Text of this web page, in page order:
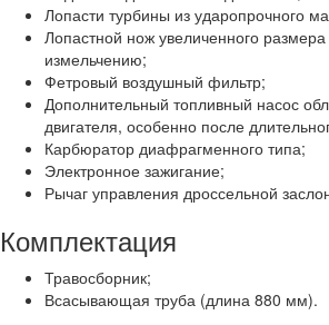
Лопасти турбины из ударопрочного
Лопастной нож увеличенного
измельчению;
Фетровый воздушный фильтр;
Дополнительный топливный насос
двигателя, особенно после
Карбюратор диафрагменного типа;
Электронное зажигание;
Рычаг управления дроссельной
Комплектация
Травосборник;
Всасывающая труба (длина 880 мм).